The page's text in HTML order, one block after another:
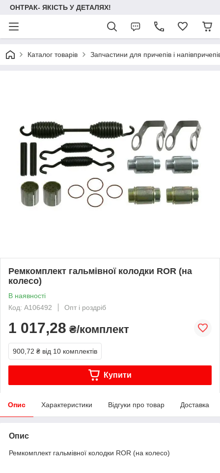
ОНТРАК- ЯКІСТЬ У ДЕТАЛЯХ!
Каталог товарів Запчастини для причепів і
Ремкомплект гальмівної колодки ROR (на
колесо)
В наявності
Код: A106492
Опт і роздріб
1 017,28 ₴/комплект
900,72 ₴ від 10 комплектів
Купити
Опис Характеристики Відгуки про товар Доставка
Опис
Ремкомплект гальмівної колодки ROR (на колесо)